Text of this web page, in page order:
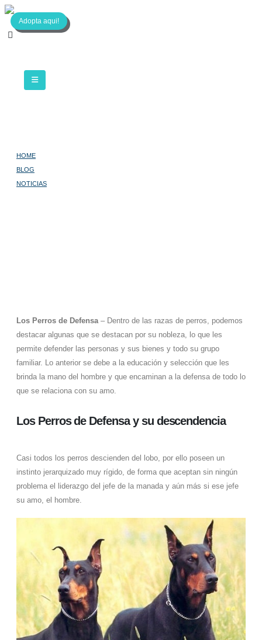
Adopta aqui!
HOME
BLOG
NOTICIAS
Los Perros de Defensa– Dentro de las razas de perros, podemos
destacar algunas que se destacan por su nobleza, lo que les
permite defender las personas y sus bienes y todo su grupo
familiar. Lo anterior se debe a la educación y selección que les
brinda la mano del hombre y que encaminan a la defensa de todo lo
que se relaciona con su amo.
Los Perros de Defensa y su descendencia
Casi todos los perros descienden del lobo, por ello poseen un
instinto jerarquizado muy rígido, de forma que aceptan sin ningún
problema el liderazgo del jefe de la manada y aún más si ese jefe
su amo, el hombre.